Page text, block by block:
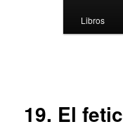
Libros
19. El